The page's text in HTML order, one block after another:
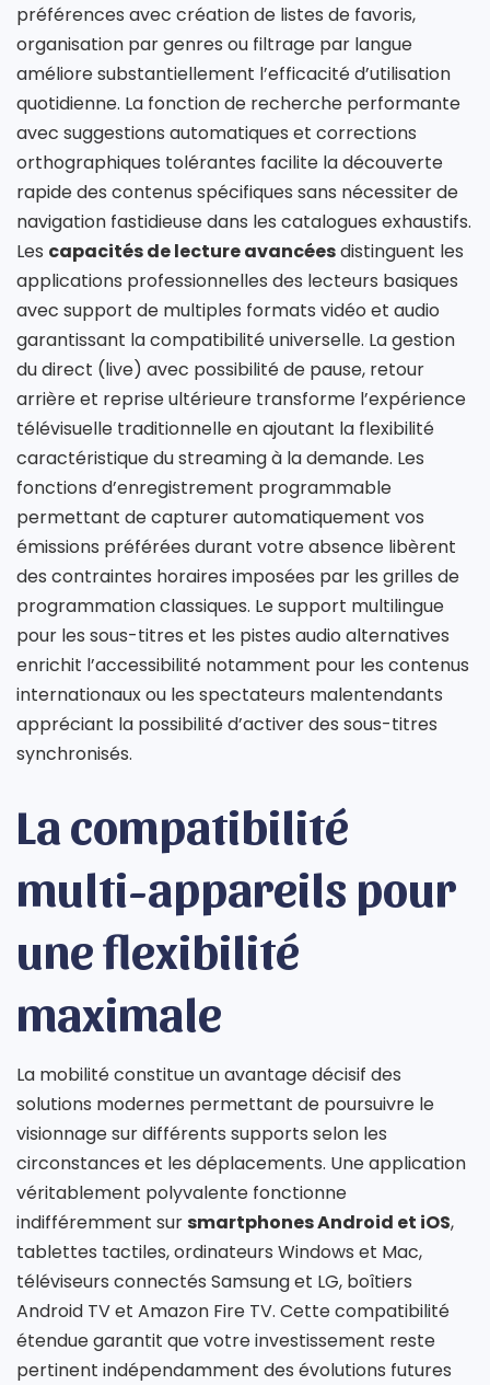
préférences avec création de listes de favoris,
organisation par genres ou filtrage par langue
améliore substantiellement l’efficacité d’utilisation
quotidienne. La fonction de recherche performante
avec suggestions automatiques et corrections
orthographiques tolérantes facilite la découverte
rapide des contenus spécifiques sans nécessiter de
navigation fastidieuse dans les catalogues exhaustifs.
Les capacités de lecture avancéesdistinguent les
applications professionnelles des lecteurs basiques
avec support de multiples formats vidéo et audio
garantissant la compatibilité universelle. La gestion
du direct (live) avec possibilité de pause, retour
arrière et reprise ultérieure transforme l’expérience
télévisuelle traditionnelle en ajoutant la flexibilité
caractéristique du streaming à la demande. Les
fonctions d’enregistrement programmable
permettant de capturer automatiquement vos
émissions préférées durant votre absence libèrent
des contraintes horaires imposées par les grilles de
programmation classiques. Le support multilingue
pour les sous-titres et les pistes audio alternatives
enrichit l’accessibilité notamment pour les contenus
internationaux ou les spectateurs malentendants
appréciant la possibilité d’activer des sous-titres
synchronisés.
La compatibilité
multi-appareils pour
une flexibilité
maximale
La mobilité constitue un avantage décisif des
solutions modernes permettant de poursuivre le
visionnage sur différents supports selon les
circonstances et les déplacements. Une application
véritablement polyvalente fonctionne
indifféremment sursmartphones Android et iOS,
tablettes tactiles, ordinateurs Windows et Mac,
téléviseurs connectés Samsung et LG, boîtiers
Android TV et Amazon Fire TV. Cette compatibilité
étendue garantit que votre investissement reste
pertinent indépendamment des évolutions futures